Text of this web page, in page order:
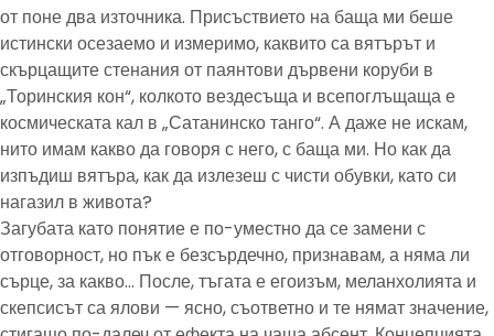
от поне два източника. Присъствието на баща ми беше
истински осезаемо и измеримо, каквито са вятърът и
скърцащите стенания от паянтови дървени коруби в
„Торинския кон“, колкото вездесъща и всепоглъщаща е
космическата кал в „Сатанинско танго“. А даже не искам,
нито имам какво да говоря с него, с баща ми. Но как да
изпъдиш вятъра, как да излезеш с чисти обувки, като си
нагазил в живота?
Загубата като понятие е по-уместно да се замени с
отговорност, но пък е безсърдечно, признавам, а няма ли
сърце, за какво… После, тъгата е егоизъм, меланхолията и
скепсисът са ялови — ясно, съответно и те нямат значение,